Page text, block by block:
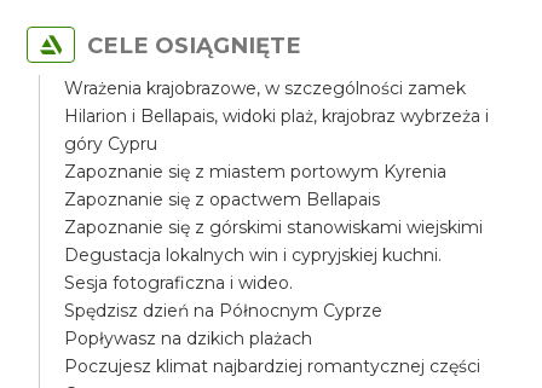
CELE OSIĄGNIĘTE
Wrażenia krajobrazowe, w szczególności zamek
Hilarion i Bellapais, widoki plaż, krajobraz wybrzeża i
góry Cypru
Zapoznanie się z miastem portowym Kyrenia
Zapoznanie się z opactwem Bellapais
Zapoznanie się z górskimi stanowiskami wiejskimi
Degustacja lokalnych win i cypryjskiej kuchni.
Sesja fotograficzna i wideo.
Spędzisz dzień na Północnym Cyprze
Popływasz na dzikich plażach
Poczujesz klimat najbardziej romantycznej części